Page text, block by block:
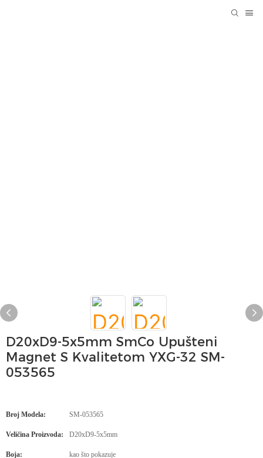
D20xD9-5x5mm SmCo Upušteni
Magnet S Kvalitetom YXG-32 SM-
053565
Broj Modela: SM-053565
Veličina Proizvoda: D20xD9-5x5mm
Boja: kao što pokazuje